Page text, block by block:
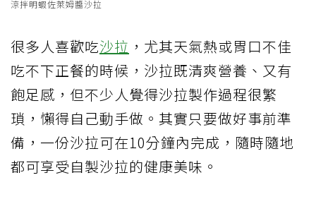
涼拌明蝦佐萊姆醬沙拉
很多人喜歡吃沙拉 ，尤其天氣熱或胃口不佳
吃不下正餐的時候，沙拉既清爽營養、又有
飽足感，但不少人覺得沙拉製作過程很繁
瑣，懶得自己動手做。其實只要做好事前準
備，一份沙拉可在10分鐘內完成，隨時隨地
都可享受自製沙拉的健康美味。